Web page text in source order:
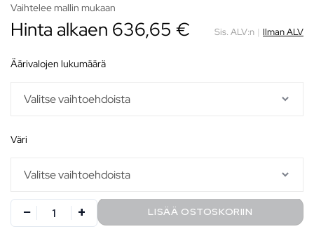
Vaihtelee mallin mukaan
Hinta alkaen 636,65 € Sis. ALV:n | Ilman ALV
äärivalojen lukumäärä
väri
LISÄÄ OSTOSKORIIN